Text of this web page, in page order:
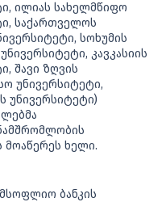
ილიას სახელმწიფო
საქართველოს
სოხუმის
კავკასიის
შავი ზღვის
უნივერსიტეტი,
უნივერსიტეტი)
მოაწერეს ხელი.
ბანკის